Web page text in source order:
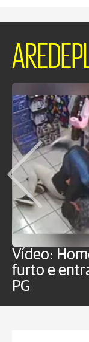
Vídeo:
furto e
PG